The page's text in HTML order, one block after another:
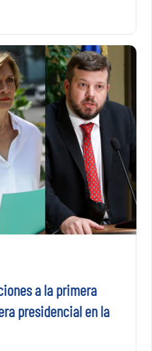
a la primera
presidencial en la